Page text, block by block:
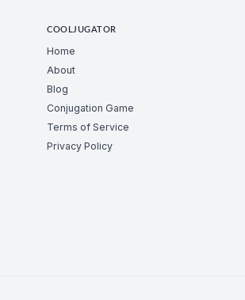
COOLJUGATOR
Home
About
Blog
Conjugation Game
Terms of Service
Privacy Policy